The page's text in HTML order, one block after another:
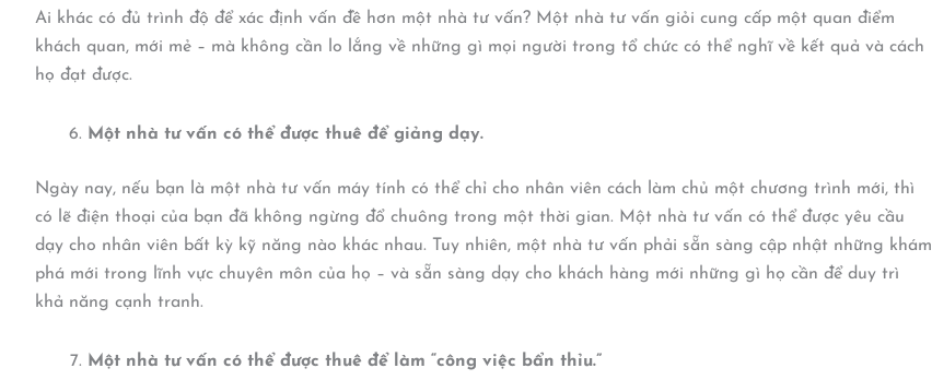
Ai khác có đủ trình độ để xác định vấn đề hơn một nhà tư vấn? Một nhà tư vấn giỏi cung cấp một quan điểm
khách quan, mới mẻ – mà không cần lo lắng về những gì mọi người trong tổ chức có thể nghĩ về kết quả và cách
họ đạt được.
Một nhà tư vấn có thể được thuê để giảng dạy.
Ngày nay, nếu bạn là một nhà tư vấn máy tính có thể chỉ cho nhân viên cách làm chủ một chương trình mới, thì
có lẽ điện thoại của bạn đã không ngừng đổ chuông trong một thời gian. Một nhà tư vấn có thể được yêu cầu
dạy cho nhân viên bất kỳ kỹ năng nào khác nhau. Tuy nhiên, một nhà tư vấn phải sẵn sàng cập nhật những khám
phá mới trong lĩnh vực chuyên môn của họ – và sẵn sàng dạy cho khách hàng mới những gì họ cần để duy trì
khả năng cạnh tranh.
Một nhà tư vấn có thể được thuê để làm “công việc bẩn thỉu.”